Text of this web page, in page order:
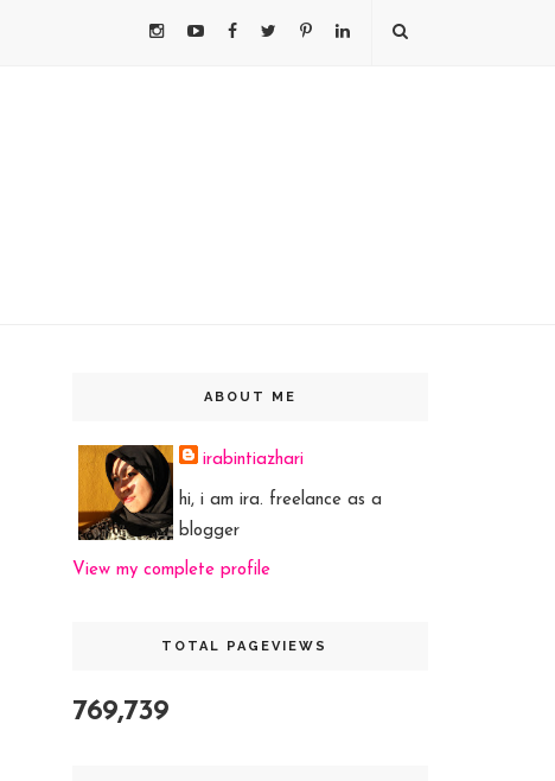
ABOUT ME
irabintiazhari
hi, i am ira. freelance as a
blogger
View my complete profile
TOTAL PAGEVIEWS
769,739